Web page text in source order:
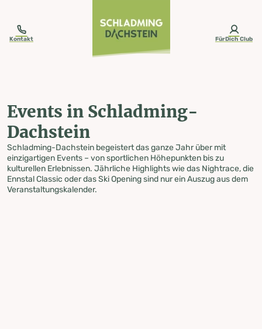
Kontakt FürDich Club
Events in Schladming-
Dachstein
Schladming-Dachstein begeistert das ganze Jahr über mit
einzigartigen Events – von sportlichen Höhepunkten bis zu
kulturellen Erlebnissen. Jährliche Highlights wie das Nightrace, die
Ennstal Classic oder das Ski Opening sind nur ein Auszug aus dem
Veranstaltungskalender.